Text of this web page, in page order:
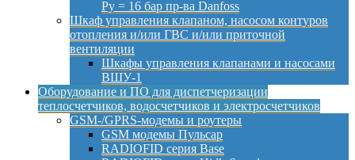
Py = 16 бар пр-ва Danfoss
Шкаф управления клапаном, насосом контуров
отопления и/или ГВС и/или приточной
вентиляции
Шкафы управления клапанами и насосами
ВШУ-1
Оборудование и ПО для диспетчеризации
теплосчетчиков, водосчетчиков и электросчетчиков
GSM-/GPRS-модемы и роутеры
GSM модемы Пульсар
RADIOFID серия Base